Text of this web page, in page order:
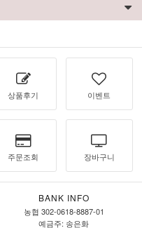
상품후기 이벤트
주문조회 장바구니
BANK INFO
농협 302-0618-8887-01
예금주: 송은화